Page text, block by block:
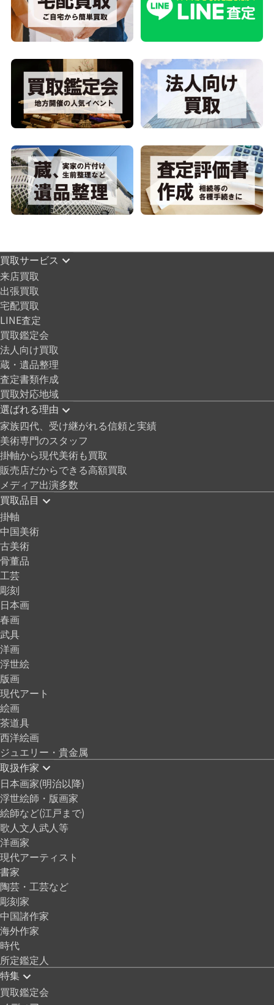
買取サービス
来店買取
出張買取
宅配買取
LINE査定
買取鑑定会
法人向け買取
蔵・遺品整理
査定書類作成
買取対応地域
選ばれる理由
家族四代、受け継がれる信頼と実績
美術専門のスタッフ
掛軸から現代美術も買取
販売店だからできる高額買取
メディア出演多数
買取品目
掛軸
中国美術
古美術
骨董品
工芸
彫刻
日本画
春画
武具
洋画
浮世絵
版画
現代アート
絵画
茶道具
西洋絵画
ジュエリー・貴金属
取扱作家
日本画家(明治以降)
浮世絵師・版画家
絵師など(江戸まで)
歌人文人武人等
洋画家
現代アーティスト
書家
陶芸・工芸など
彫刻家
中国諸作家
海外作家
時代
所定鑑定人
特集
買取鑑定会